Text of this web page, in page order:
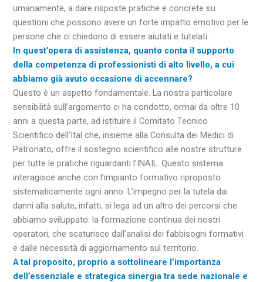
umanamente, a dare risposte pratiche e concrete su
questioni che possono avere un forte impatto emotivo per le
persone che ci chiedono di essere aiutati e tutelati.
In quest’opera di assistenza, quanto conta il supporto
della competenza di professionisti di alto livello, a cui
abbiamo già avuto occasione di accennare?
Questo è un aspetto fondamentale. La nostra particolare
sensibilità sull’argomento ci ha condotto, ormai da oltre 10
anni a questa parte, ad istituire il Comitato Tecnico
Scientifico dell’Ital che, insieme alla Consulta dei Medici di
Patronato, offre il sostegno scientifico alle nostre strutture
per tutte le pratiche riguardanti l’INAIL. Questo sistema
interagisce anche con l’impianto formativo riproposto
sistematicamente ogni anno. L’impegno per la tutela dai
danni alla salute, infatti, si lega ad un altro dei percorsi che
abbiamo sviluppato: la formazione continua dei nostri
operatori, che scaturisce dall’analisi dei fabbisogni formativi
e dalle necessità di aggiornamento sul territorio.
A tal proposito, proprio a sottolineare l’importanza
dell’essenziale e strategica sinergia tra sede nazionale e